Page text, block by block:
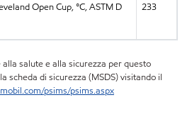
Open Cup, °C, ASTM D
233
salute e alla sicurezza per questo
scheda di sicurezza (MSDS) visitando il
psims/psims.aspx